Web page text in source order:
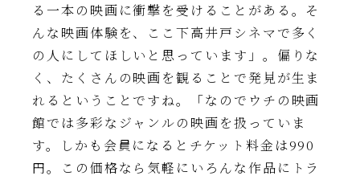
る一本の映画に衝撃を受けることがある。そ
んな映画体験を、ここ下高井戸シネマで多く
の人にしてほしいと思っています」。偏りな
く、たくさんの映画を観ることで発見が生ま
れるということですね。「なのでウチの映画
館では多彩なジャンルの映画を扱っていま
す。しかも会員になるとチケット料金は990
円。この価格なら気軽にいろんな作品にトラ